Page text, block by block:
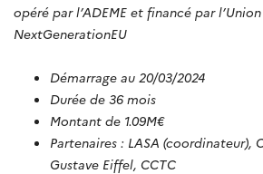
opéré par l’ADEME et financé par
NextGenerationEU
Démarrage au 20/03/2024
Durée de 36 mois
Montant de 1.09M€
Partenaires : LASA (coordinateur),
Gustave Eiffel, CCTC